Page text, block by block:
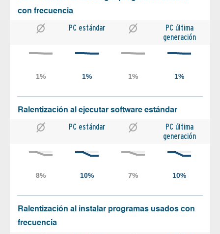
con frecuencia
PC estándar
PC última
generación
Ralentización al ejecutar software estándar
PC estándar
PC última
generación
Ralentización al instalar programas usados con
frecuencia